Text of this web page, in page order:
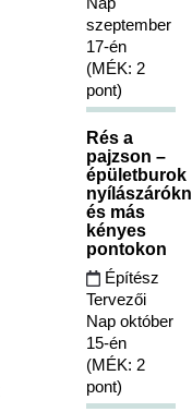
szeptember
17-én
(MÉK: 2
pont)
Rés a
pajzson –
épületburok
és más
kényes
pontokon
Építész
Tervezői
Nap október
15-én
(MÉK: 2
pont)